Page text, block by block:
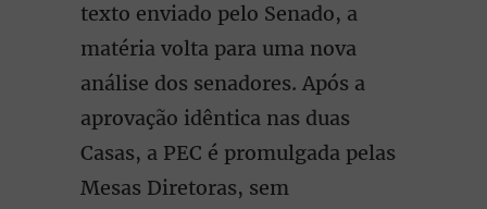
texto enviado pelo Senado, a
matéria volta para uma nova
análise dos senadores. Após a
aprovação idêntica nas duas
Casas, a PEC é promulgada pelas
Mesas Diretoras, sem